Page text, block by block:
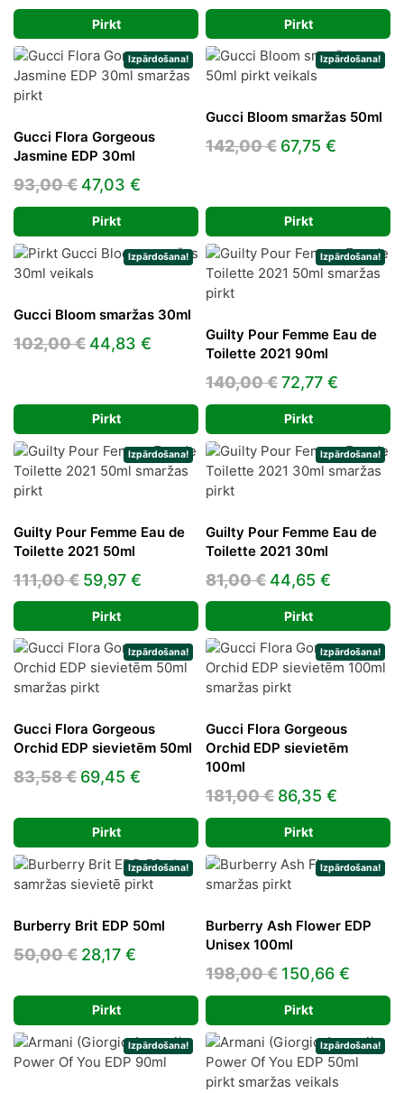
price
was:
120,00 €.
price
is:
64,81 €.
Pirkt
was:
126,00 €.73,53
Pirkt
Izpārdošana!
Gucci Flora Gorgeous
Jasmine EDP 30ml
93,00€ Original
price
was:
93,00 €.
47,03 €
price
is:
47,03 €.
Pirkt
Izpārdošana!
Gucci Bloom smaržas 50ml
142,00€ Original
142,00 €.
67,75 €
Pirkt
Izpārdošana!
Gucci Bloom smaržas 30ml
102,00€ Original
102,00 €.
44,83 € Current
Pirkt
Izpārdošana!
Guilty Pour Femme Eau de
Toilette 2021 90ml
140,00€Original
price
was:
140,00 €.
72,77 €
price
is:
72,77 €.
Pirkt
Izpārdošana!
Guilty Pour Femme Eau de
Toilette 2021 50ml
111,00€ Original
price
was:
111,00 €.
59,97 €
price
is:
59,97 €.
Pirkt
Izpārdošana!
Guilty Pour Femme Eau de
Toilette 2021 30ml
81,00€ Original
price
was:
81,00 €.
44,65 €
price
is:
44,65 €.
Pirkt
Izpārdošana!
Gucci Flora Gorgeous
Orchid EDP sievietēm 50ml
83,58€ Original
was:
83,58 €.
69,45 €
69,45 €.
Pirkt
Izpārdošana!
Gucci Flora Gorgeous
Orchid EDP sievietēm
100ml
181,00€ Original
price
was:
181,00 €.
86,35 €
price
is:
86,35 €.
Pirkt
Izpārdošana!
Burberry Brit EDP 50ml
50,00€ Original
was:
50,00 €.
28,17 €
28,17 €.
Pirkt
Izpārdošana!
Burberry Ash Flower EDP
Unisex 100ml
198,00€ Original
price
was:
198,00 €.
150,66 €
price
is:
Pirkt
Izpārdošana! Izpārdošana!